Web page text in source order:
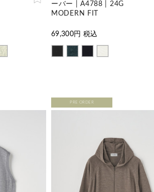
ーバー | A4788 | 24G
MODERN FIT
69,300円 税込
PRE ORDER